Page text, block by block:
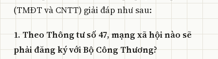
(TMĐT và CNTT) giải đáp như sau:
1. Theo Thông tư số 47, mạng xã hội nào sẽ
phải đăng ký với Bộ Công Thương?